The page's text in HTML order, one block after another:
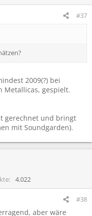
#37
2009(?) bei
Metallicas, gespielt.
gerechnet und bringt
mit Soundgarden).
4.022
#38
aber wäre